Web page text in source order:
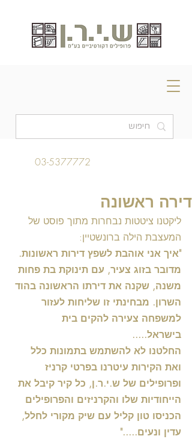
03-5377772
דירה ראשונה
ליקטנו ציטטות נבחרות מתוך פוסט של
המעצבת הילה ברונשטיין:
"איך אני אוהבת לשפץ דירות ראשונות.
מדובר בזוג צעיר, עם תינוקת בת פחות
משנה, שקנה את דירתו הראשונה בהוד
השרון. מבחינתי זו שליחות לעזור
למשפחה צעירה להקים בית
בישראל.....
החלטנו לא להשתמש בתמונות כלל
ואת הקירות עיטרנו בפרטי קרניז
ופרופילים של ש.י.ר.ן, כל קיר קיבל את
הייחודיות שלו והקרניזים והפרופילים
הכניסו טון קליל עם שיק מקורי לחלל,
עדין ונעים....."